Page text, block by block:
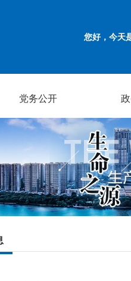
您好，今天
党务公开